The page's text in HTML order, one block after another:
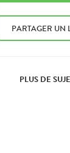
PARTAGER UN
PLUS DE